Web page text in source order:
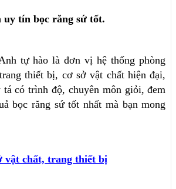
tín bọc răng sứ tốt.
tự hào là đơn vị hệ thống phòng
thiết bị, cơ sở vật chất hiện đại,
có trình độ, chuyên môn giỏi, đem
bọc răng sứ tốt nhất mà bạn mong
vật chất, trang thiết bị